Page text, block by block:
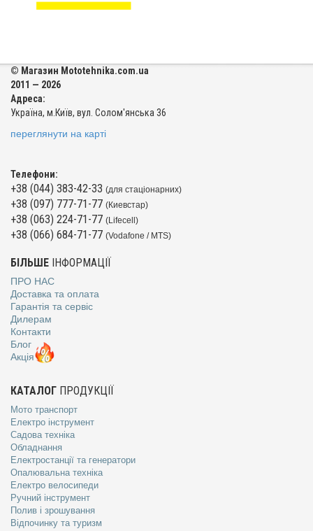
© Магазин Mototehnika.com.ua
2011 — 2026
Адреса:
Україна, м.Київ, вул. Солом'янська 36
переглянути на карті
Телефони:
+38 (044) 383-42-33 (для стаціонарних)
+38 (097) 777-71-77 (Киевстар)
+38 (063) 224-71-77 (Lifecell)
+38 (066) 684-71-77 (Vodafone / MTS)
БІЛЬШЕ ІНФОРМАЦІЇ
ПРО НАС
Доставка та оплата
Гарантія та сервіс
Дилерам
Контакти
Блог
Акція
КАТАЛОГ ПРОДУКЦІЇ
Мото транспорт
Електро інструмент
Садова техніка
Обладнання
Електростанції та генератори
Опалювальна техніка
Електро велосипеди
Ручний інструмент
Полив і зрошування
Відпочинку та туризм